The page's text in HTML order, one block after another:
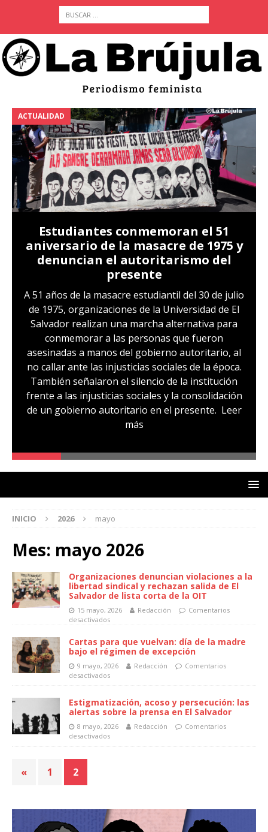
ACTUALIDAD
Estudiantes conmemoran el 51
aniversario de la masacre de 1975 y
denuncian el autoritarismo del
presente
A 51 años de la masacre estudiantil del 30 de julio
de 1975, organizaciones de la Universidad de El
Salvador realizan una marcha alternativa para
conmemorar a las personas que fueron
asesinadas a manos del gobierno autoritario, al
no callar ante las injusticias sociales de la época.
También señalaron el silencio de la institución
frente a las injusticias sociales y la consolidación
de un gobierno autoritario en el presente. Leer
más
INICIO 2026 mayo
Mes: mayo 2026
Organizaciones denuncian violaciones a la
libertad sindical y rechazan salida de El
Salvador de lista corta de la OIT
15 mayo, 2026 Redacción
Comentarios
desactivados
Cartas para que vuelvan: día de la madre
bajo el régimen de excepción
9 mayo, 2026 Redacción
Comentarios
desactivados
Estigmatización, acoso y persecución: las
alertas sobre la prensa en El Salvador
8 mayo, 2026 Redacción
Comentarios
desactivados
« 1 2